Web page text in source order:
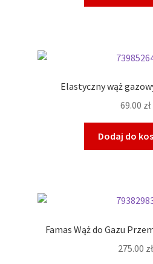
Elastyczny wąż
69.00 zł
Dodaj do
Famas Wąż do Gazu
275.00 zł